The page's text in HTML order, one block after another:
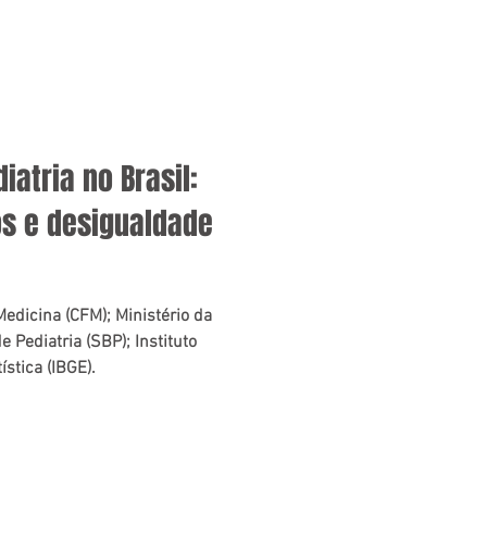
no Brasil:
e desigualdade
(CFM); Ministério da
Pediatria (SBP); Instituto
(IBGE).